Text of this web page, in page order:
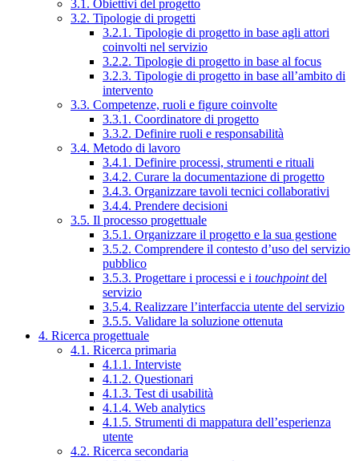
3.1. Obiettivi del progetto
3.2. Tipologie di progetti
3.2.1. Tipologie di progetto in base agli attori
coinvolti nel servizio
3.2.2. Tipologie di progetto in base al focus
3.2.3. Tipologie di progetto in base all’ambito di
intervento
3.3. Competenze, ruoli e figure coinvolte
3.3.1. Coordinatore di progetto
3.3.2. Definire ruoli e responsabilità
3.4. Metodo di lavoro
3.4.1. Definire processi, strumenti e rituali
3.4.2. Curare la documentazione di progetto
3.4.3. Organizzare tavoli tecnici collaborativi
3.4.4. Prendere decisioni
3.5. Il processo progettuale
3.5.1. Organizzare il progetto e la sua gestione
3.5.2. Comprendere il contesto d’uso del servizio
pubblico
3.5.3. Progettare i processi e i touchpointdel
servizio
3.5.4. Realizzare l’interfaccia utente del servizio
3.5.5. Validare la soluzione ottenuta
4. Ricerca progettuale
4.1. Ricerca primaria
4.1.1. Interviste
4.1.2. Questionari
4.1.3. Test di usabilità
4.1.4. Web analytics
4.1.5. Strumenti di mappatura dell’esperienza
utente
4.2. Ricerca secondaria